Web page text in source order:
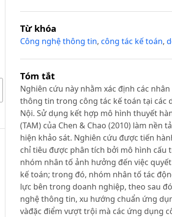
Từ khóa
Công nghệ thông tin, công tác kế toán,
Tóm tắt
Nghiên cứu này nhằm xác định các
thông tin trong công tác kế toán tại các
Nội. Sử dụng kết hợp mô hình thuyết
(TAM) của Chen & Chao (2010) làm
hiện khảo sát. Nghiên cứu được tiến
chỉ tiêu được phân tích bởi mô hình cấu
nhóm nhân tố ảnh hưởng đến việc
kế toán; trong đó, nhóm nhân tố tác
lực bên trong doanh nghiệp, theo sau
nghệ thông tin, xu hướng chuẩn ứng
vàđặc điểm vượt trội mà các ứng dụng